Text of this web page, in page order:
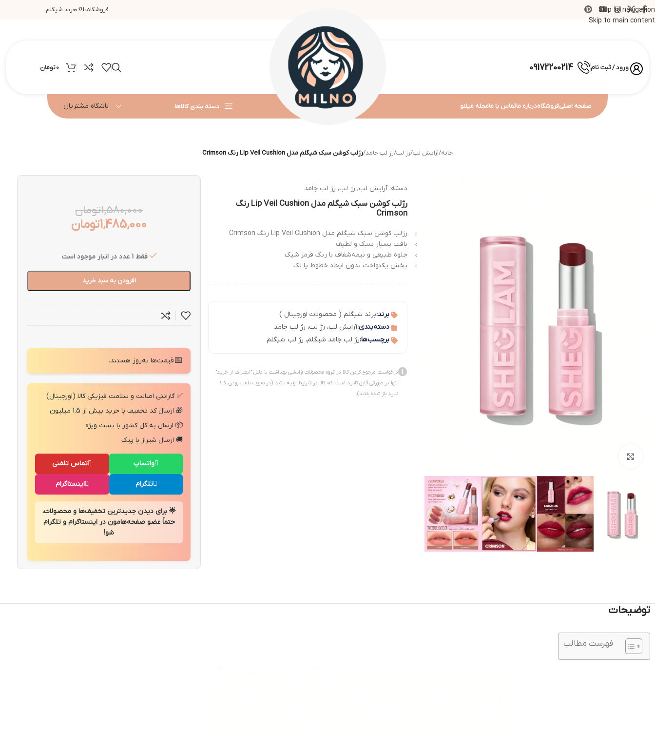
Skip to navigation
Skip to main content
فروشگاهبلاگخرید شیگلم
ورود / ثبت نام 09172200214
0تومان
صفحه اصلیفروشگاهدرباره ماتماس با مامجله میلنو دسته بندی کالاها باشگاه مشتریان
خانه/آرایش لب/رژ لب/رژ لب جامد/رژلب کوشن سبک شیگلم مدل Lip Veil Cushion رنگ Crimson
دسته: آرایش لب, رژ لب, رژ لب جامد
رژلب کوشن سبک شیگلم مدل Lip Veil Cushion رنگ
Crimson
رژلب کوشن سبک شیگلم مدل Lip Veil Cushion رنگ Crimson
بافت بسیار سبک و لطیف
جلوه طبیعی و نیمه‌شفاف با رنگ قرمز شیک
پخش یکنواخت بدون ایجاد خطوط یا لک
برند:برند شیگلم ( محصولات اورجینال )
دسته‌بندی:آرایش لب، رژ لب، رژ لب جامد
برچسب‌ها:رژ لب جامد شیگلم، رژ لب شیگلم
درخواست مرجوع کردن کالا در گروه محصولات آرایشی بهداشت با دلیل "انصراف از خرید"
تنها در صورتی قابل تایید است که کالا در شرایط اولیه باشد (در صورت پلمپ بودن، کالا
نباید باز شده باشد).
1,580,000تومان
1,485,000تومان
فقط 1 عدد در انبار موجود است
افزودن به سبد خرید
📅قیمت‌ها به‌روز هستند.
✅ گارانتی اصالت و سلامت فیزیکی کالا (اورجینال)
🎁 ارسال کد تخفیف با خرید بیش از 1.5 میلیون
📦 ارسال به کل کشور با پست ویژه
🚚 ارسال شیراز با پیک
تماس تلفنی واتساپ
اینستاگرام تلگرام
🌟 برای دیدن جدیدترین تخفیف‌ها و محصولات،
حتماً عضو صفحه‌هامون در اینستاگرام و تلگرام
شو!
توضیحات
فهرست مطالب